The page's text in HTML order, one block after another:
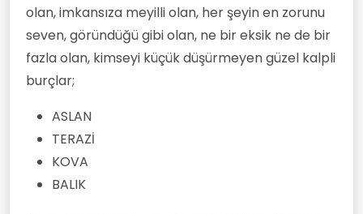
olan, imkansıza meyilli olan, her şeyin en zorunu
seven, göründüğü gibi olan, ne bir eksik ne de bir
fazla olan, kimseyi küçük düşürmeyen güzel kalpli
burçlar;
ASLAN
TERAZİ
KOVA
BALIK